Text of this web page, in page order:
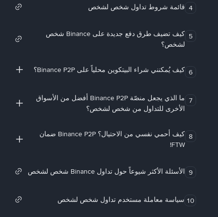
4 قائمة شروط تداول شخص لشخص
5
كيف تضيف طرق دفع جديدة على Binance شخص
لشخص؟
6 كيف يُمكنني شراء البيتكوين محلياً على Binance P2P؟
7
ما الذي يجعل منصّة Binance P2P أفضل من الأسواق
الأخرى للتداول من شخص لشخص؟
8
كيف أحمي نفسي من الاحتيال؟ Binance P2P ضمان
FTW!
9 الأسئلة الأكثر شيوعاً حول تداول Binance شخص لشخص
10 سياسة معاملة مستخدم تداول شخص لشخص